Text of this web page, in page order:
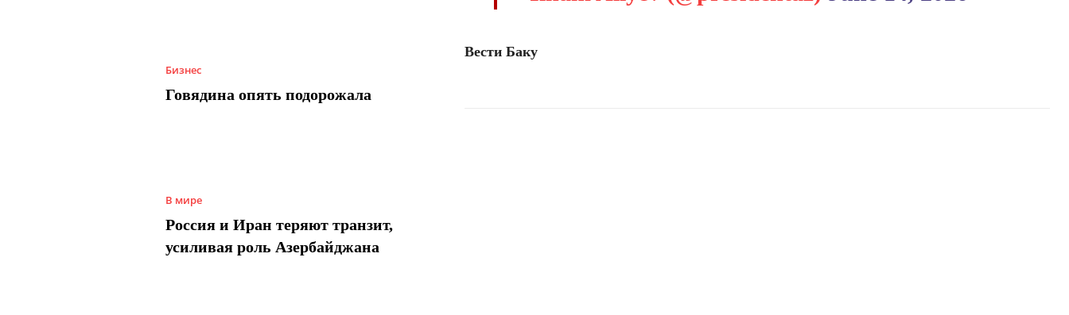
Бизнес
Говядина опять подорожала
В мире
Россия и Иран теряют транзит,
усиливая роль Азербайджана
Вести Баку